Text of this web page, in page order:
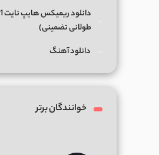
طولانی تضمینی)
دانلود آهنگ
خوانندگان برتر